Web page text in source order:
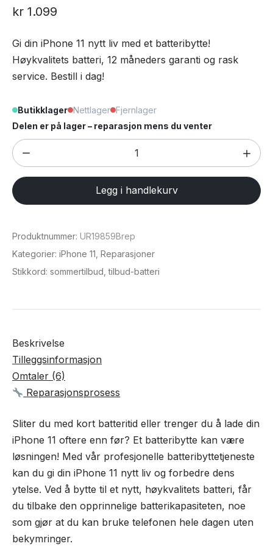
basert på
kr 1.099
Gi din iPhone 11 nytt liv med et batteribytte!
Høykvalitets batteri, 12 måneders garanti og rask
service. Bestill i dag!
Butikklager Nettlager Fjernlager
Delen er på lager – reparasjon mens du venter
Bytte
batteri
på
iPhone
antall
Legg i handlekurv
Produktnummer: UR19859Brep
Kategorier: iPhone 11 Reparasjoner
Stikkord: sommertilbud ,tilbud-batteri
Beskrivelse
Tilleggsinformasjon
Omtaler (6)
Reparasjonsprosess
Sliter du med kort batteritid eller trenger du å lade din
iPhone 11 oftere enn før? Et batteribytte kan være
løsningen! Med vår profesjonelle batteribyttetjeneste
kan du gi din iPhone 11 nytt liv og forbedre dens
ytelse. Ved å bytte til et nytt, høykvalitets batteri, får
du tilbake den opprinnelige batterikapasiteten, noe
som gjør at du kan bruke telefonen hele dagen uten
bekymringer.